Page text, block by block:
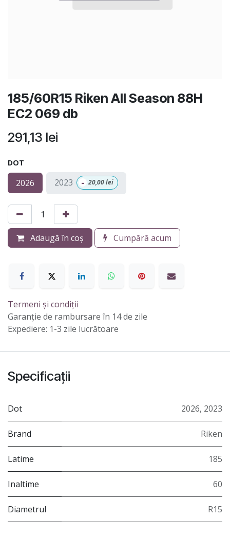
185/60R15 Riken All Season 88H
EC2 069 db
291,13 lei
DOT
2026 2023 - 20,00lei
Adaugă în coș Cumpără acum
Termeni și condiții
Garanție de rambursare în 14 de zile
Expediere: 1-3 zile lucrătoare
Specificații
Dot 2026, 2023
Brand Riken
Latime 185
Inaltime 60
Diametrul R15